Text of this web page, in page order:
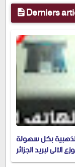
Derniers
بكل سهولة
لبريد الجزائر